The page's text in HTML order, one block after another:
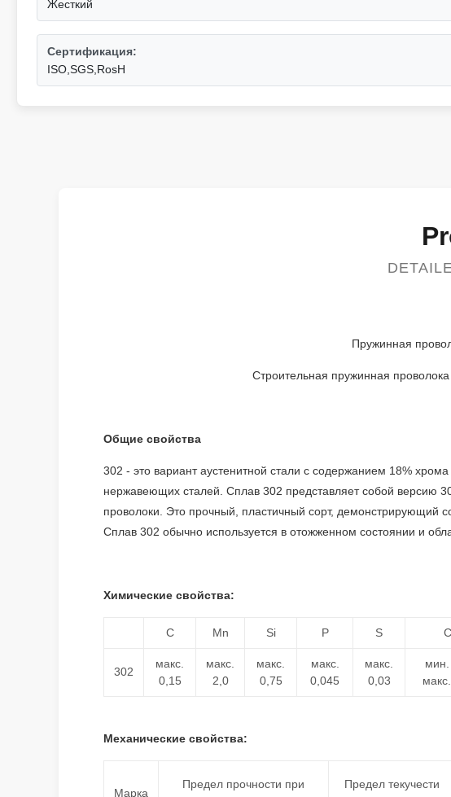
Жесткий
Сертификация:
ISO,SGS,RosH
Пружинная
Строительная пружинная
Общие свойства
302 - это вариант аустенитной стали с содержанием 18%
нержавеющих сталей. Сплав 302 представляет собой версию
проволоки. Это прочный, пластичный сорт, демонстрирующий
Сплав 302 обычно используется в отожженном состоянии и
Химические свойства:
C Mn Si P S
302
макс.
0,15
макс.
2,0
макс.
0,75
макс.
0,045
макс.
0,03
Механические свойства:
Марка
Предел прочности при
Предел текучести